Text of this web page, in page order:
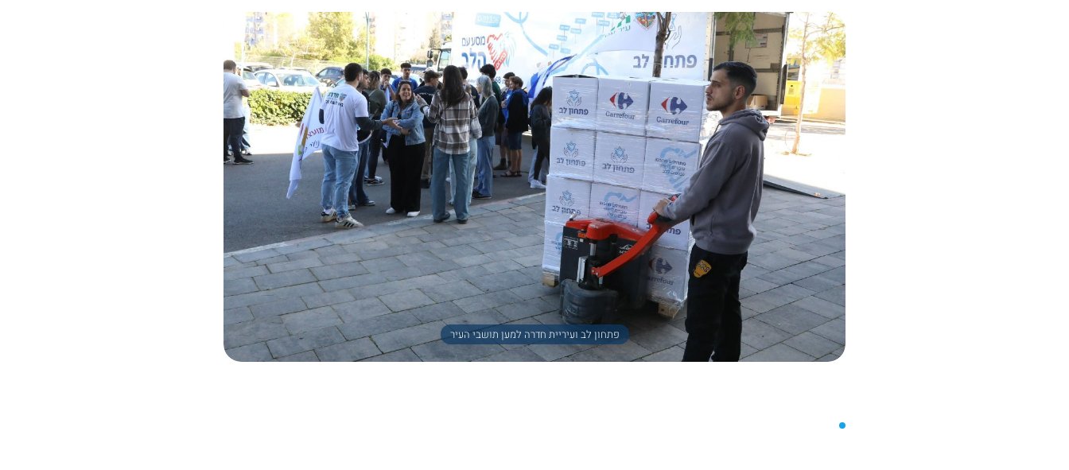
פתחון לב ועיריית חדרה למען תושבי העיר